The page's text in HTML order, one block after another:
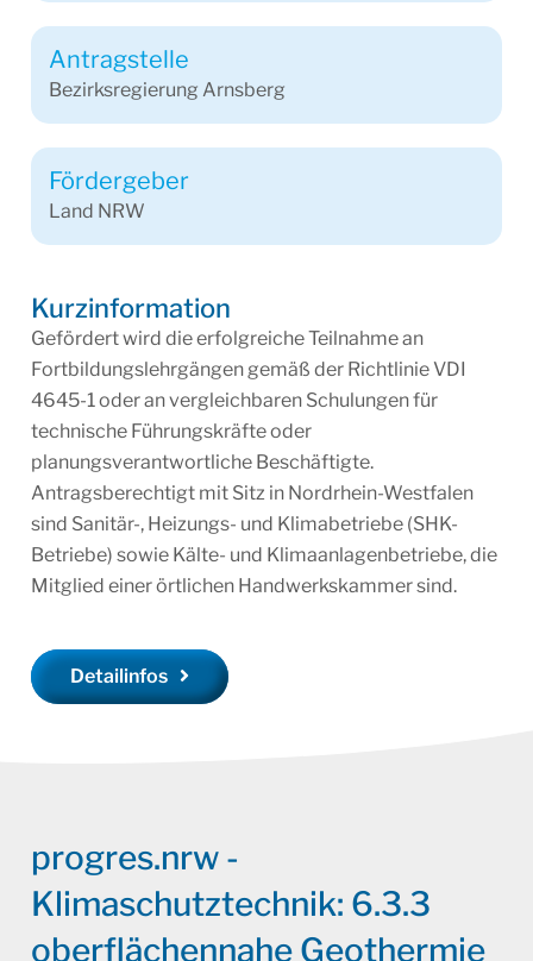
Kurzinformation
Gefördert wird die erfolgreiche Teilnahme an
Fortbildungslehrgängen gemäß der Richtlinie VDI
4645-1 oder an vergleichbaren Schulungen für
technische Führungskräfte oder
planungsverantwortliche Beschäftigte.
Antragsberechtigt mit Sitz in Nordrhein-Westfalen
sind Sanitär-, Heizungs- und Klimabetriebe (SHK-
Betriebe) sowie Kälte- und Klimaanlagenbetriebe, die
Mitglied einer örtlichen Handwerkskammer sind.
Detailinfos
Antragstelle
Bezirksregierung Arnsberg
Fördergeber
Land NRW
progres.nrw -
Klimaschutztechnik: 6.3.3
oberflächennahe Geothermie